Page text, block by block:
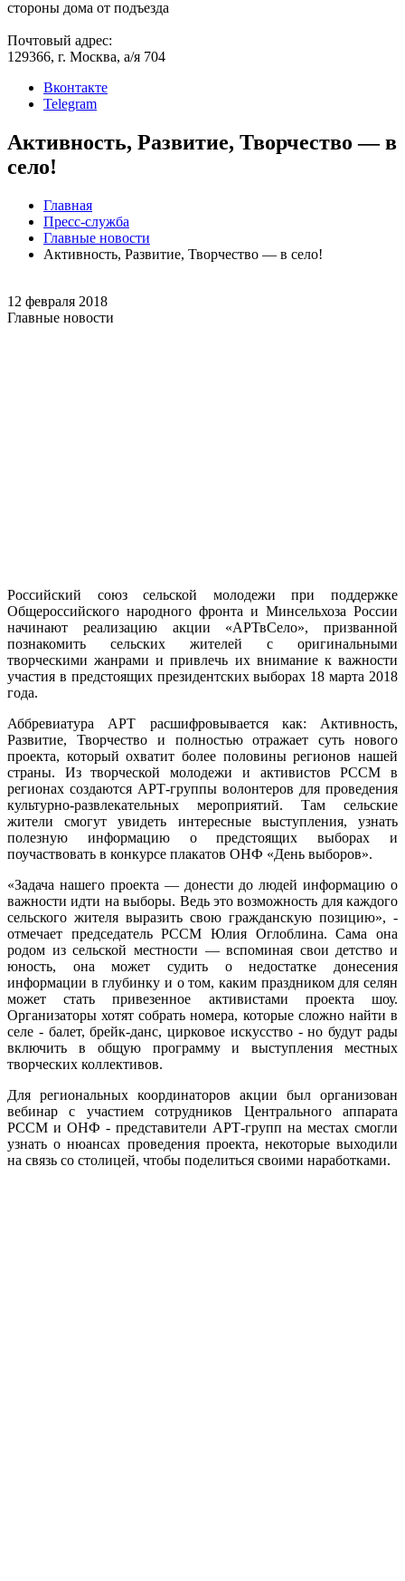
стороны дома от подъезда
Почтовый адрес:
129366, г. Москва, а/я 704
Вконтакте
Telegram
Активность, Развитие, Творчество — в
село!
Главная
Пресс-служба
Главные новости
Активность, Развитие, Творчество — в село!
12 февраля 2018
Главные новости
Российский союз сельской молодежи при поддержке
Общероссийского народного фронта и Минсельхоза России
начинают реализацию акции «АРТвСело», призванной
познакомить сельских жителей с оригинальными
творческими жанрами и привлечь их внимание к важности
участия в предстоящих президентских выборах 18 марта 2018
года.
Аббревиатура АРТ расшифровывается как: Активность,
Развитие, Творчество и полностью отражает суть нового
проекта, который охватит более половины регионов нашей
страны. Из творческой молодежи и активистов РССМ в
регионах создаются АРТ-группы волонтеров для проведения
культурно-развлекательных мероприятий. Там сельские
жители смогут увидеть интересные выступления, узнать
полезную информацию о предстоящих выборах и
поучаствовать в конкурсе плакатов ОНФ «День выборов».
«Задача нашего проекта — донести до людей информацию о
важности идти на выборы. Ведь это возможность для каждого
сельского жителя выразить свою гражданскую позицию», -
отмечает председатель РССМ Юлия Оглоблина. Сама она
родом из сельской местности — вспоминая свои детство и
юность, она может судить о недостатке донесения
информации в глубинку и о том, каким праздником для селян
может стать привезенное активистами проекта шоу.
Организаторы хотят собрать номера, которые сложно найти в
селе - балет, брейк-данс, цирковое искусство - но будут рады
включить в общую программу и выступления местных
творческих коллективов.
Для региональных координаторов акции был организован
вебинар с участием сотрудников Центрального аппарата
РССМ и ОНФ - представители АРТ-групп на местах смогли
узнать о нюансах проведения проекта, некоторые выходили
на связь со столицей, чтобы поделиться своими наработками.